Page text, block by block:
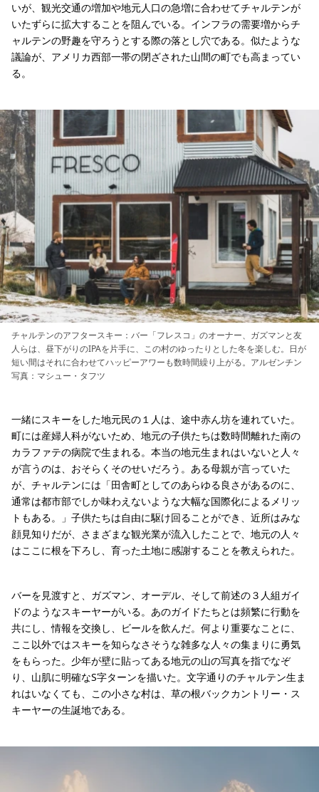
いが、観光交通の増加や地元人口の急増に合わせてチャルテンが
いたずらに拡大することを阻んでいる。インフラの需要増からチ
ャルテンの野趣を守ろうとする際の落とし穴である。似たような
議論が、アメリカ西部一帯の閉ざされた山間の町でも高まってい
る。
チャルテンのアフタースキー：バー「フレスコ」のオーナー、ガズマンと友
人らは、昼下がりのIPAを片手に、この村のゆったりとした冬を楽しむ。日が
短い間はそれに合わせてハッピーアワーも数時間繰り上がる。アルゼンチン
写真：マシュー・タフツ
一緒にスキーをした地元民の１人は、途中赤ん坊を連れていた。
町には産婦人科がないため、地元の子供たちは数時間離れた南の
カラファテの病院で生まれる。本当の地元生まれはいないと人々
が言うのは、おそらくそのせいだろう。ある母親が言っていた
が、チャルテンには「田舎町としてのあらゆる良さがあるのに、
通常は都市部でしか味わえないような大幅な国際化によるメリッ
トもある。」子供たちは自由に駆け回ることができ、近所はみな
顔見知りだが、さまざまな観光業が流入したことで、地元の人々
はここに根を下ろし、育った土地に感謝することを教えられた。
バーを見渡すと、ガズマン、オーデル、そして前述の３人組ガイ
ドのようなスキーヤーがいる。あのガイドたちとは頻繁に行動を
共にし、情報を交換し、ビールを飲んだ。何より重要なことに、
ここ以外ではスキーを知らなさそうな雑多な人々の集まりに勇気
をもらった。少年が壁に貼ってある地元の山の写真を指でなぞ
り、山肌に明確なS字ターンを描いた。文字通りのチャルテン生ま
れはいなくても、この小さな村は、草の根バックカントリー・ス
キーヤーの生誕地である。